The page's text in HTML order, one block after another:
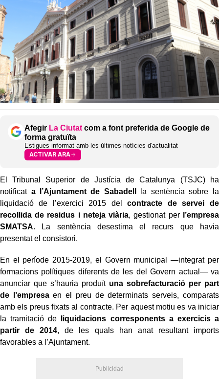
Afegir La Ciutat com a font preferida de Google de
forma gratuïta
Estigues informat amb les últimes notícies d'actualitat
ACTIVAR ARA
El Tribunal Superior de Justícia de Catalunya (TSJC) ha
notificat a l’Ajuntament de Sabadell
la sentència sobre la
liquidació de l’exercici 2015 delcontracte de servei de
recollida de residus i neteja viària, gestionat per
l’empresa
SMATSA. La sentència desestima el recurs que havia
presentat el consistori.
En el període 2015-2019, el Govern municipal —integrat per
formacions polítiques diferents de les del Govern actual— va
anunciar que s’hauria produït una sobrefacturació per part
de l’empresaen el preu de determinats serveis, comparats
amb els preus fixats al contracte. Per aquest motiu es va iniciar
la tramitació de
liquidacions corresponents a exercicis a
partir de 2014, de les quals han anat resultant imports
favorables a l’Ajuntament.